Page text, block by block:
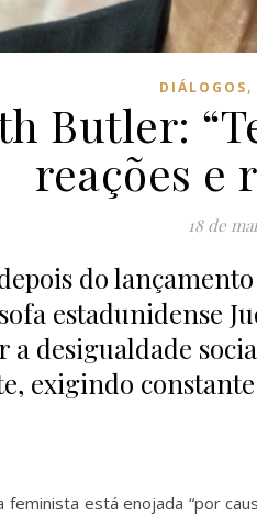
DIÁLOGOS,
Butler:
reações e
18 de
do
estadunidense
a desigualdade
exigindo
feminista está enojada “por